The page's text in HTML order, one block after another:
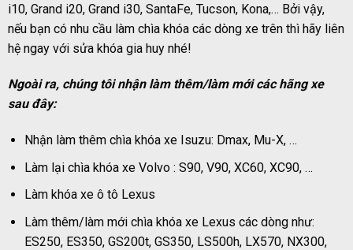
i10, Grand i20, Grand i30, SantaFe, Tucson, Kona,… Bởi vậy,
nếu bạn có nhu cầu làm chìa khóa các dòng xe trên thì hãy liên
hệ ngay với sửa khóa gia huy nhé!
Ngoài ra, chúng tôi nhận làm thêm/làm mới các hãng xe
sau đây:
Nhận làm thêm chìa khóa xe Isuzu: Dmax, Mu-X, …
Làm lại chìa khóa xe Volvo : S90, V90, XC60, XC90, …
Làm khóa xe ô tô Lexus
Làm thêm/làm mới chìa khóa xe Lexus các dòng như:
ES250, ES350, GS200t, GS350, LS500h, LX570, NX300,